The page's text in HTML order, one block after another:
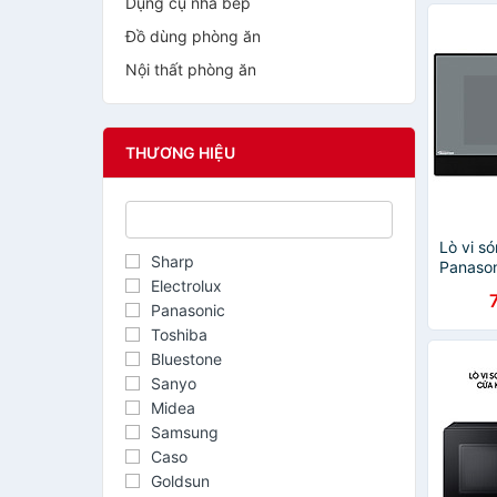
Đồ dùng phòng ăn
Nội thất phòng ăn
THƯƠNG HIỆU
Sharp
Electrolux
Panasonic
Toshiba
Bluestone
Sanyo
Midea
Samsung
Caso
Goldsun
Lò vi
đơn tự
điện tử
tiết
hãng -